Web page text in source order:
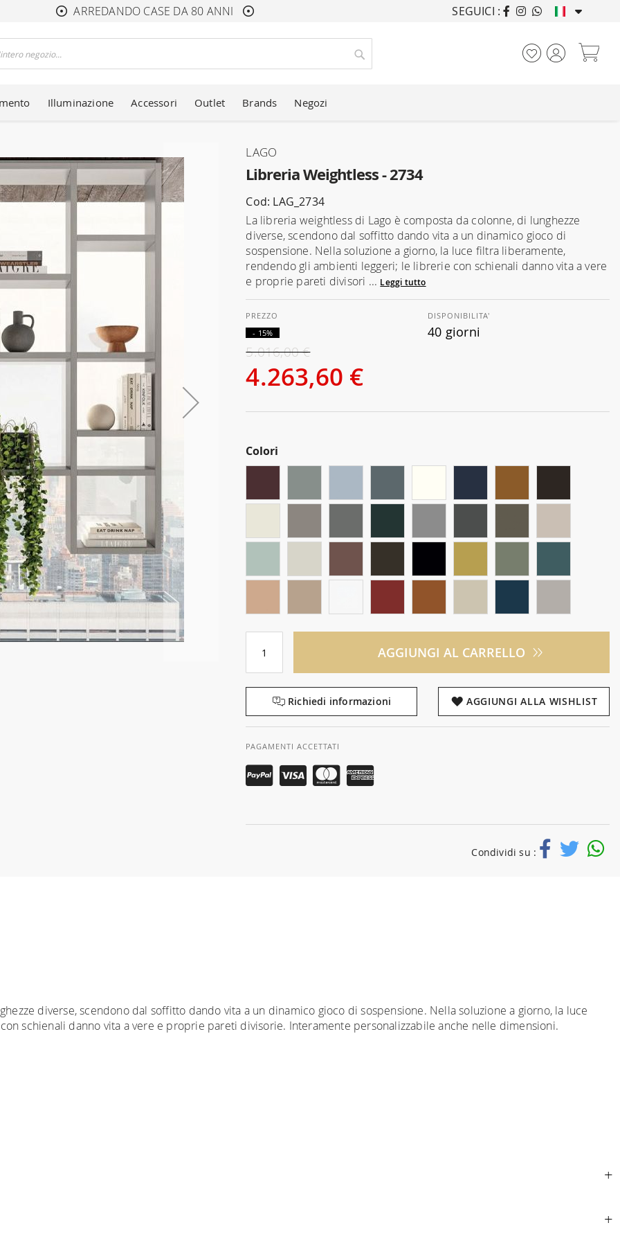
ARREDANDO CASE DA 80 ANNI ARREDANDO CASE
SEGUICI :
Cerca
Illuminazione Accessori Outlet Brands Negozi
Libreria Weightless - 2734
LAGO
Cod: LAG_2734
La libreria weightless di Lago è composta da colonne, di lunghezze
diverse, scendono dal soffitto dando vita a un dinamico gioco di
sospensione. Nella soluzione a giorno, la luce filtra liberamente,
rendendo gli ambienti leggeri; le librerie con schienali danno vita a vere
e proprie pareti divisori ... Leggi tutto
4.263,60 €
5.016,00 €
- 15%
DISPONIBILITA'
40 giorni
Colori
AGGIUNGI AL CARRELLO
Richiedi informazioni AGGIUNGI ALLA WISHLIST
PAGAMENTI ACCETTATI
Condividi su :
diverse, scendono dal soffitto dando vita a un dinamico gioco di sospensione. Nella soluzione a giorno, la luce
schienali danno vita a vere e proprie pareti divisorie. Interamente personalizzabile anche nelle dimensioni.
, che garantiscono che la movimentazione dei prodotti sia sempre curata. Al momento